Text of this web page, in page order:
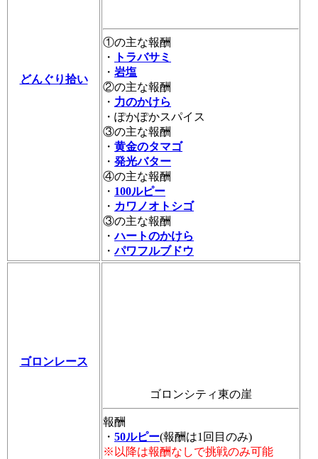
どんぐり拾い
①の主な報酬
・
トラバサミ
・ 岩塩
②の主な報酬
・ 力のかけら
・ぽかぽかスパイス
③の主な報酬
・ 黄金のタマゴ
・ 発光バター
④の主な報酬
・ 100ルピー
・ カワノオトシゴ
③の主な報酬
・ハートのかけら
・パワフルブドウ
ゴロンレース
ゴロンシティ東の崖
報酬
・ 50ルピー(報酬は1回目のみ)
※以降は報酬なしで挑戦のみ可能